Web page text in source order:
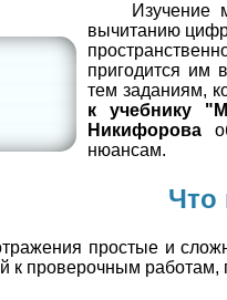
Изучение
вычитанию
пригодится им
тем заданиям,
к учебнику
Никифорова
нюансам.
Что
простые и
к проверочным